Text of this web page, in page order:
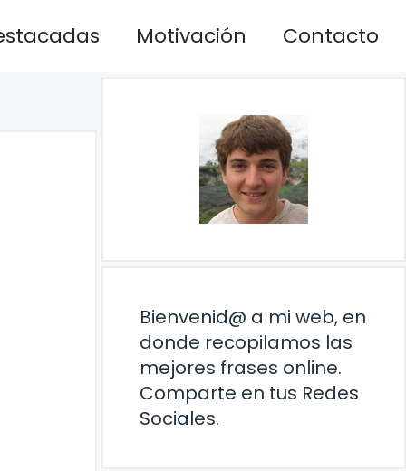
Motivación Contacto
Bienvenid@ a mi web, en
donde recopilamos las
mejores frases online.
Comparte en tus Redes
Sociales.